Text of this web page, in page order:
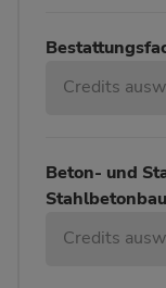
Credits
Beton- und
Credits